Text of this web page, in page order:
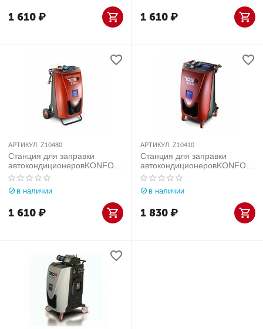
1 610₽ 1 610₽
АРТИКУЛ: Z10480
Станция для заправки
автокондиционеровKONFOR
T 705R OFF ROAD
в наличии
1 610₽
АРТИКУЛ: Z10410
Станция для заправки
автокондиционеровKONFOR
T 705R
в наличии
1 830₽